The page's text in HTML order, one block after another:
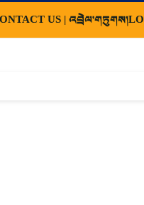
US | འབྲེལ་གཏུགས།